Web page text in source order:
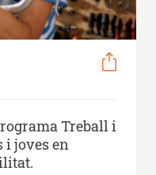
Treball i
i joves en